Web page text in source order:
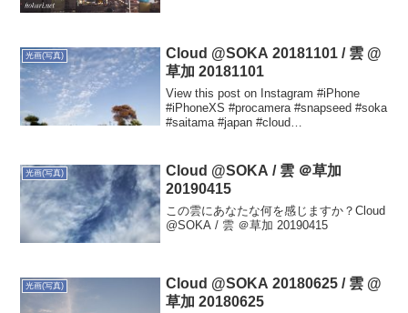
光画(写真)
Cloud @SOKA 20181101 / 雲 @
草加 20181101
View this post on Instagram #iPhone
#iPhoneXS #procamera #snapseed #soka
#saitama #japan #cloud
光画(写真)
Cloud @SOKA / 雲 ＠草加
20190415
この雲にあなたな何を感じますか？Cloud
@SOKA / 雲 ＠草加 20190415
光画(写真)
Cloud @SOKA 20180625 / 雲 @
草加 20180625